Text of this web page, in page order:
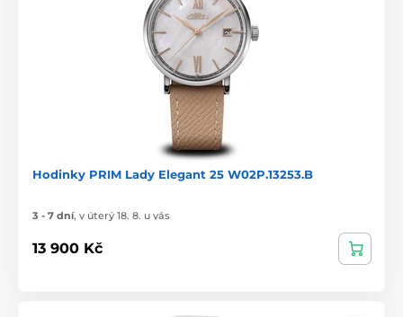
Hodinky PRIM Lady Elegant 25 W02P.13253.B
3 - 7 dní, v úterý 18. 8. u vás
13 900 Kč